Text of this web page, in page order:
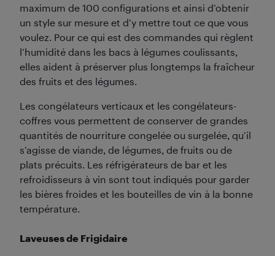
maximum de 100 configurations et ainsi d’obtenir
un style sur mesure et d’y mettre tout ce que vous
voulez. Pour ce qui est des commandes qui règlent
l’humidité dans les bacs à légumes coulissants,
elles aident à préserver plus longtemps la fraîcheur
des fruits et des légumes.
Les congélateurs verticaux et les congélateurs-
coffres vous permettent de conserver de grandes
quantités de nourriture congelée ou surgelée, qu’il
s’agisse de viande, de légumes, de fruits ou de
plats précuits. Les réfrigérateurs de bar et les
refroidisseurs à vin sont tout indiqués pour garder
les bières froides et les bouteilles de vin à la bonne
température.
Laveuses de Frigidaire